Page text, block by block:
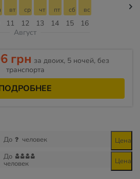
11
вт
12
ср
13
чт
14
пт
15
сб
16
вс
Август
грн за двоих, 5 ночей, без
транспорта
До человек Цена
До
человек Цена